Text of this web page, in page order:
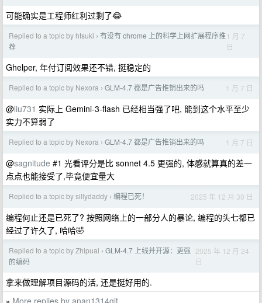
可能确实是工程师红利过剩了😂
Replied to a topic by htsuki › 有没有 chrome 上的科学上网扩展程序推
荐
1 月 7
日
Ghelper, 年付订阅效果还不错, 挺稳定的
Replied to a topic by Nexora › GLM-4.7 都是广告推销出来的吗 1 月 7 日
@liu731 实际上 Gemini-3-flash 已经相当强了吧, 能到这个水平至少
实力不算弱了
Replied to a topic by Nexora › GLM-4.7 都是广告推销出来的吗 1 月 7 日
@sagnitude #1 光看评分是比 sonnet 4.5 更强的, 体感就算真的差一
点点也能接受了,毕竟便宜量大
Replied to a topic by sillydaddy › 编程已死！ 2025 年 12 月 30 日
编程何止还是已死了? 按照网络上的一部分人的暴论, 编程的头七都已
经过了许久了, 哈哈🤣
Replied to a topic by Zhipuai › GLM-4.7 上线并开源：更强
的编码
2025 年 12 月 24
日
拿来做理解项目源码的活, 还是挺好用的.
More replies by anan1314git